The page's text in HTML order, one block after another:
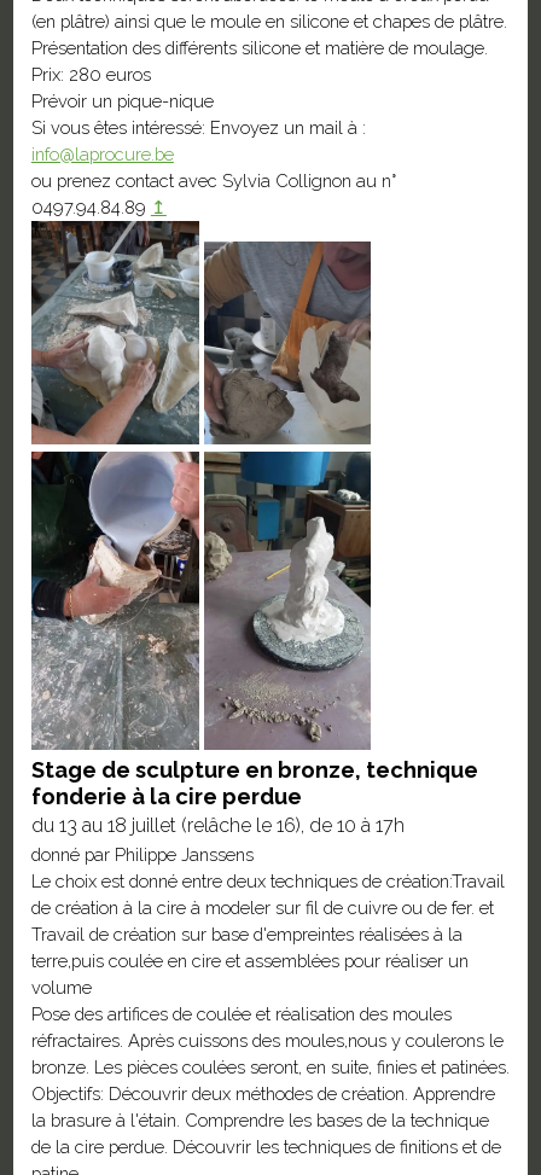
(en plâtre) ainsi que le moule en silicone et chapes de plâtre.
Présentation des différents silicone et matière de moulage.
Prix: 280 euros
Prévoir un pique-nique
Si vous êtes intéressé: Envoyez un mail à :
info@laprocure.be
ou prenez contact avec Sylvia Collignon au n°
0497.94.84.89 ↥
Stage de sculpture en bronze, technique
fonderie à la cire perdue
du 13 au 18 juillet (relâche le 16), de 10 à 17h
donné par Philippe Janssens
Le choix est donné entre deux techniques de création:Travail
de création à la cire à modeler sur fil de cuivre ou de fer. et
Travail de création sur base d'empreintes réalisées à la
terre,puis coulée en cire et assemblées pour réaliser un
volume
Pose des artifices de coulée et réalisation des moules
réfractaires. Après cuissons des moules,nous y coulerons le
bronze. Les pièces coulées seront, en suite, finies et patinées.
Objectifs: Découvrir deux méthodes de création. Apprendre
la brasure à l'étain. Comprendre les bases de la technique
de la cire perdue. Découvrir les techniques de finitions et de